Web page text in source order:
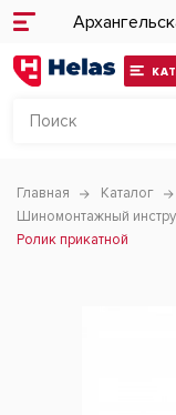
Главная Каталог
Шиномонтажный
Ролик прикатной